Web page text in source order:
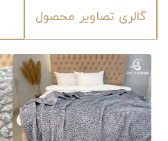
گالری تصاویر محصول